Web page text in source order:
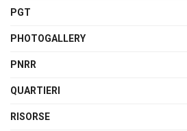
PGT
PHOTOGALLERY
PNRR
QUARTIERI
RISORSE